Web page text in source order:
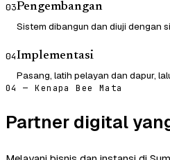
03Pengembangan
Sistem dibangun dan diuji dengan
04Implementasi
Pasang, latih pelayan dan dapur,
04 — Kenapa Bee Mata
Partner digital